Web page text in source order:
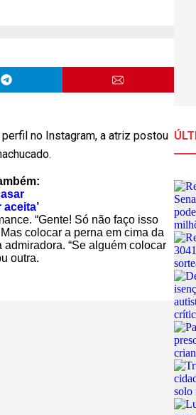
no Instagram, a atriz postou
“Gente! Só não faço isso
colocar a perna em cima da
“Se alguém colocar
outra.